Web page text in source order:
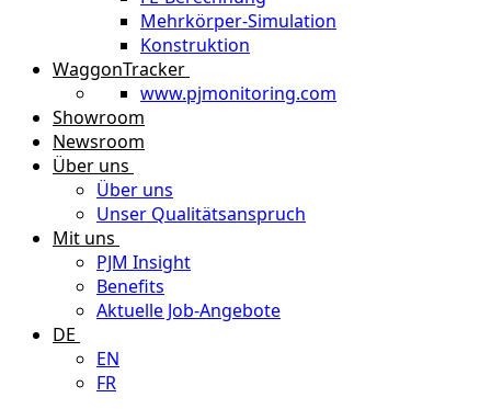
Mehrkörper-Simulation
Konstruktion
WaggonTracker
www.pjmonitoring.com
Showroom
Newsroom
Über uns
Über uns
Unser Qualitätsanspruch
Mit uns
PJM Insight
Benefits
Aktuelle Job-Angebote
DE
EN
FR